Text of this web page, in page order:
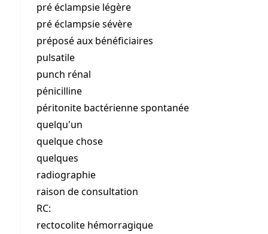
pré éclampsie légère
pré éclampsie sévère
préposé aux bénéficiaires
pulsatile
punch rénal
pénicilline
péritonite bactérienne spontanée
quelqu'un
quelque chose
quelques
radiographie
raison de consultation
RC:
rectocolite hémorragique